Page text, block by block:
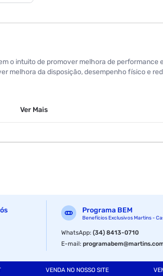
o intuito de promover melhora de
melhora da disposição, desempenho físico e
Ver Mais
Programa BEM
Benefícios Exclusivos Martins -
WhatsApp:(34) 8413-0710
E-mail:
VENDA NO NOSSO SITE